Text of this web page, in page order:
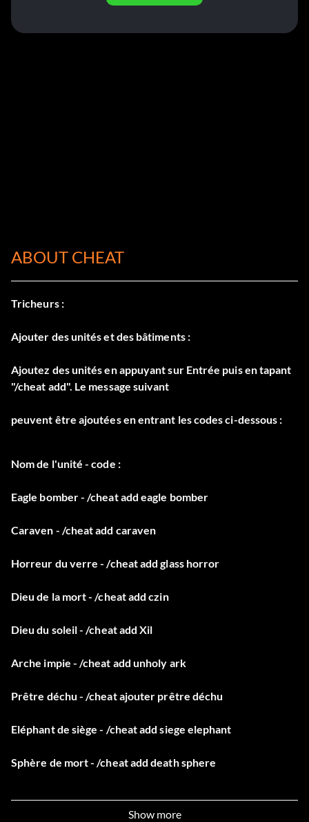
ABOUT CHEAT
Tricheurs :
Ajouter des unités et des bâtiments :
Ajoutez des unités en appuyant sur Entrée puis en tapant
"/cheat add". Le message suivant
peuvent être ajoutées en entrant les codes ci-dessous :
Nom de l'unité - code :
Eagle bomber - /cheat add eagle bomber
Caraven - /cheat add caraven
Horreur du verre - /cheat add glass horror
Dieu de la mort - /cheat add czin
Dieu du soleil - /cheat add Xil
Arche impie - /cheat add unholy ark
Prêtre déchu - /cheat ajouter prêtre déchu
Eléphant de siège - /cheat add siege elephant
Sphère de mort - /cheat add death sphere
Show more